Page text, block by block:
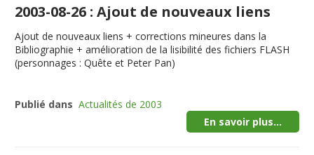
2003-08-26 : Ajout de nouveaux liens
Ajout de nouveaux liens + corrections mineures dans la
Bibliographie + amélioration de la lisibilité des fichiers FLASH
(personnages : Quête et Peter Pan)
Publié dans Actualités de 2003
En savoir plus...